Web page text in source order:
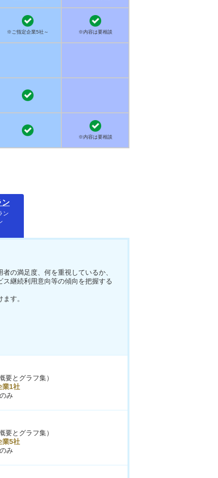
※ご指定企業5社～ ※内容は要相談
※内容は要相談
ン
ン
の満足度、何を重視しているか、
継続利用意向等の傾向を把握する
す。
要とグラフ集）
業1社
のみ
要とグラフ集）
業5社
のみ